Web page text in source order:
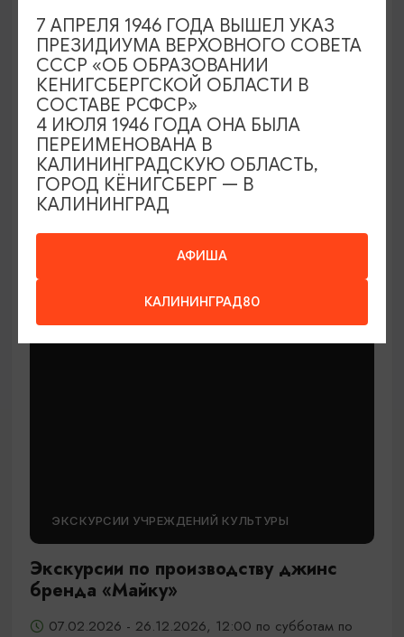
МАСТЕР-КЛАССЫ
Мастер-классы по керамике Елены
Бодяковой
Калининград, ул. Баранова, 45
ЭКСКУРСИИ УЧРЕЖДЕНИЙ КУЛЬТУРЫ
Экскурсии по производству джинс
бренда «Майку»
07.02.2026 - 26.12.2026, 12:00 по субботам по
АФИША
КАЛИНИНГРАД80
7 АПРЕЛЯ 1946 ГОДА ВЫШЕЛ УКАЗ
ПРЕЗИДИУМА ВЕРХОВНОГО СОВЕТА
СССР «ОБ ОБРАЗОВАНИИ
КЕНИГСБЕРГСКОЙ ОБЛАСТИ В
СОСТАВЕ РСФСР»
4 ИЮЛЯ 1946 ГОДА ОНА БЫЛА
ПЕРЕИМЕНОВАНА В
КАЛИНИНГРАДСКУЮ ОБЛАСТЬ,
ГОРОД КЁНИГСБЕРГ — В
КАЛИНИНГРАД